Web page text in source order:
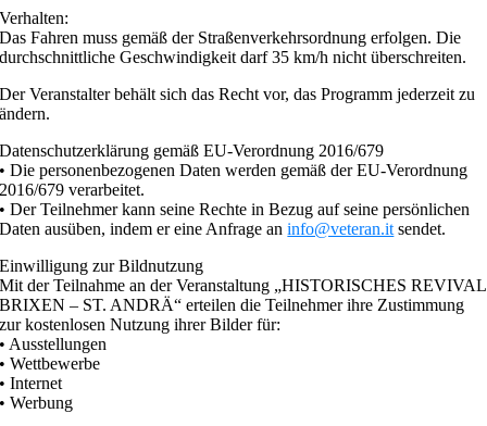
Verhalten:
Das Fahren muss gemäß der Straßenverkehrsordnung erfolgen. Die
durchschnittliche Geschwindigkeit darf 35 km/h nicht überschreiten.
Der Veranstalter behält sich das Recht vor, das Programm jederzeit zu
ändern.
Datenschutzerklärung gemäß EU-Verordnung 2016/679
• Die personenbezogenen Daten werden gemäß der EU-Verordnung
2016/679 verarbeitet.
• Der Teilnehmer kann seine Rechte in Bezug auf seine persönlichen
Daten ausüben, indem er eine Anfrage aninfo@veteran.it sendet.
Einwilligung zur Bildnutzung
Mit der Teilnahme an der Veranstaltung „HISTORISCHES REVIVAL
BRIXEN – ST. ANDRÄ“ erteilen die Teilnehmer ihre Zustimmung
zur kostenlosen Nutzung ihrer Bilder für:
• Ausstellungen
• Wettbewerbe
• Internet
• Werbung